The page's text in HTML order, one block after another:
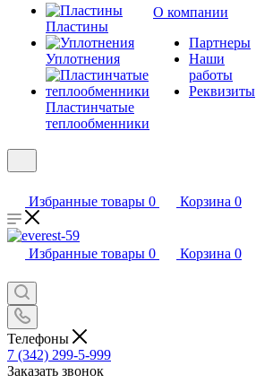
Пластины
Уплотнения
Пластинчатые
теплообменники
О компании
Партнеры
Наши
работы
Реквизиты
Избранные товары 0 Корзина 0
Избранные товары 0 Корзина 0
Телефоны
7 (342) 299-5-999
Заказать звонок